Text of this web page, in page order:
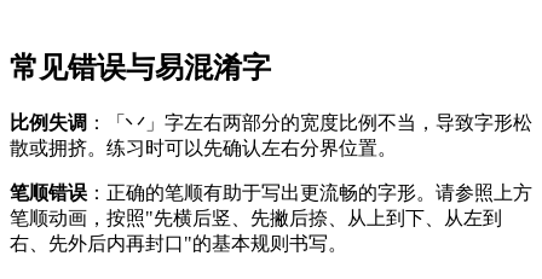
常见错误与易混淆字
比例失调 ：「丷」字左右两部分的宽度比例不当，导致字形松
散或拥挤。练习时可以先确认左右分界位置。
笔顺错误 ：正确的笔顺有助于写出更流畅的字形。请参照上方
笔顺动画，按照"先横后竖、先撇后捺、从上到下、从左到
右、先外后内再封口"的基本规则书写。